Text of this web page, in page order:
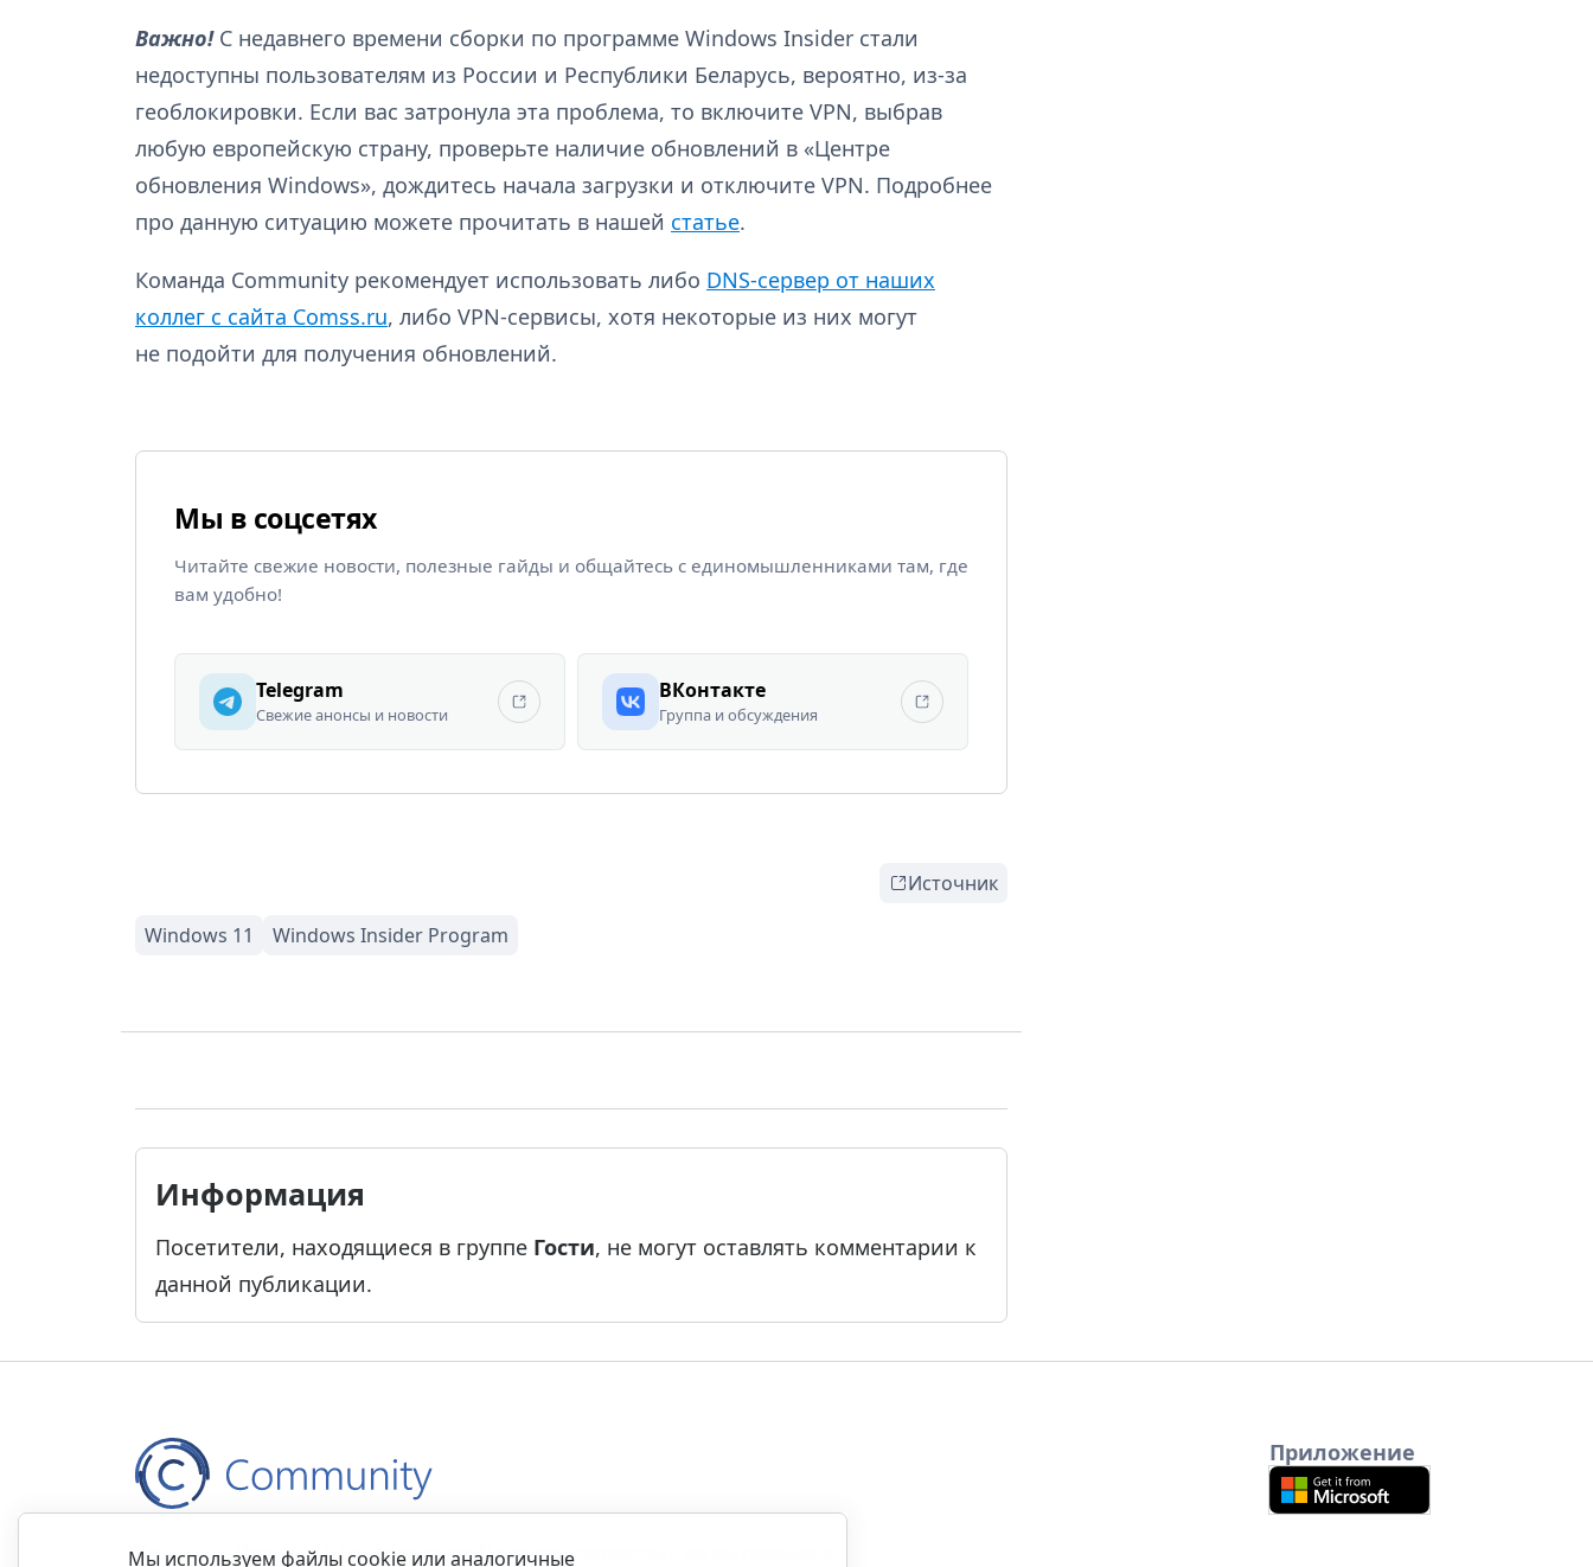
Важно!С недавнего времени сборки по программе Windows Insider стали
недоступны пользователям из России и Республики Беларусь, вероятно, из-за
геоблокировки. Если вас затронула эта проблема, то включите VPN, выбрав
любую европейскую страну, проверьте наличие обновлений в «Центре
обновления Windows», дождитесь начала загрузки и отключите VPN. Подробнее
про данную ситуацию можете прочитать в нашей статье.
Команда Community рекомендует использовать либо DNS-сервер от наших
коллег с сайта Comss.ru, либо VPN-сервисы, хотя некоторые из них могут
не подойти для получения обновлений.
Мы в соцсетях
Читайте свежие новости, полезные гайды и общайтесь с единомышленниками там, где
вам удобно!
Telegram
Свежие анонсы и новости
ВКонтакте
Группа и обсуждения
Источник
Информация
Посетители, находящиеся в группе Гости, не могут оставлять комментарии к
данной публикации.
КонтактыПравилаОбратная связьПравила копирования материалов
Приложение
Мы используем файлы cookie или аналогичные